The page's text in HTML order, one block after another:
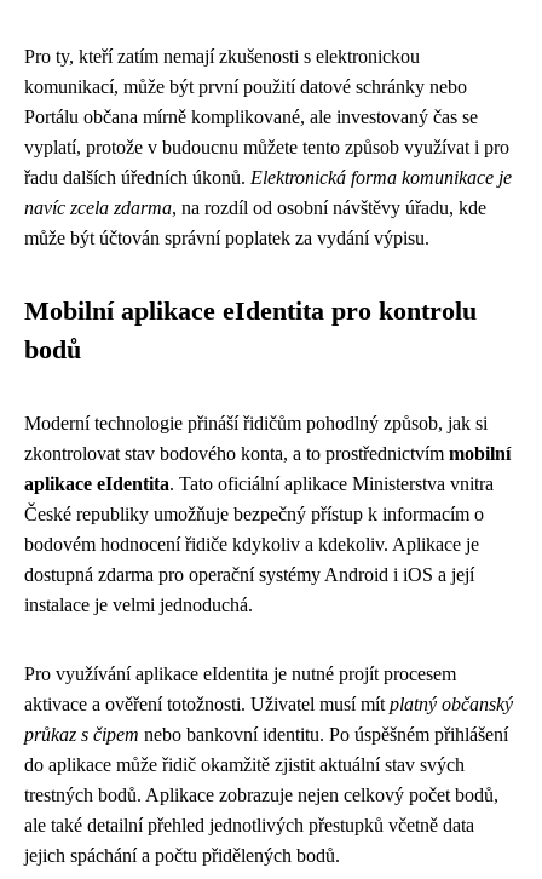
Pro ty, kteří zatím nemají zkušenosti s elektronickou
komunikací, může být první použití datové schránky nebo
Portálu občana mírně komplikované, ale investovaný čas se
vyplatí, protože v budoucnu můžete tento způsob využívat i pro
řadu dalších úředních úkonů. Elektronická forma komunikace je
navíc zcela zdarma, na rozdíl od osobní návštěvy úřadu, kde
může být účtován správní poplatek za vydání výpisu.
Mobilní aplikace eIdentita pro kontrolu
bodů
Moderní technologie přináší řidičům pohodlný způsob, jak si
zkontrolovat stav bodového konta, a to prostřednictvím mobilní
aplikace eIdentita. Tato oficiální aplikace Ministerstva vnitra
České republiky umožňuje bezpečný přístup k informacím o
bodovém hodnocení řidiče kdykoliv a kdekoliv. Aplikace je
dostupná zdarma pro operační systémy Android i iOS a její
instalace je velmi jednoduchá.
Pro využívání aplikace eIdentita je nutné projít procesem
aktivace a ověření totožnosti. Uživatel musí mít platný občanský
průkaz s čipem nebo bankovní identitu. Po úspěšném přihlášení
do aplikace může řidič okamžitě zjistit aktuální stav svých
trestných bodů. Aplikace zobrazuje nejen celkový počet bodů,
ale také detailní přehled jednotlivých přestupků včetně data
jejich spáchání a počtu přidělených bodů.